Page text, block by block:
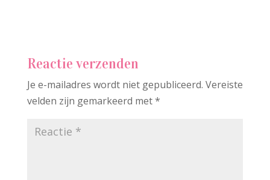
Reactie verzenden
Je e-mailadres wordt niet gepubliceerd. Vereiste
velden zijn gemarkeerd met*